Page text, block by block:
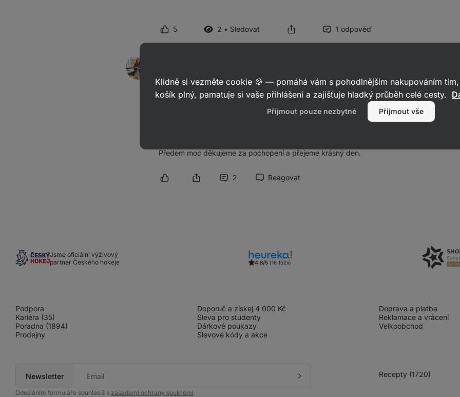
5 2 • Sledovat 1 odpověď
ID: A8b710163ea7c38ca
Dobrý den, děkujeme za Vaši zpětnou vazbu a moc se omlouváme za pozdní odpověď.
veškeré komplikace, které u objednávky nastaly z důvodu přesouvání skladu. Věříme, že
v pořádku. Kdyby tomu tak nebylo, kontaktujte nás prosím přímo na email
Předem moc děkujeme za pochopení a přejeme krásný den.
2 Reagovat
Jsme oficiální výživový
partner Českého hokeje
4.8/5 (16 152x)
Podpora
Kariéra (35)
Poradna (1894)
Prodejny
Doporuč a získej 4 000 Kč
Sleva pro studenty
Dárkové poukazy
Slevové kódy a akce
Doprava a platba
Reklamace a vrácení
Velkoobchod
Newsletter
mail
Přihlásit
Odesláním formuláře souhlasíš s zásadami ochrany soukromí.
Recepty (1720)
Klidně si vezměte cookie 🍪 — pomáhá vám s pohodlnějším nakupováním
košík plný, pamatuje si vaše přihlášení a zajišťuje hladký průběh celé cesty.
Přijmout pouze nezbytné Přijmout vše